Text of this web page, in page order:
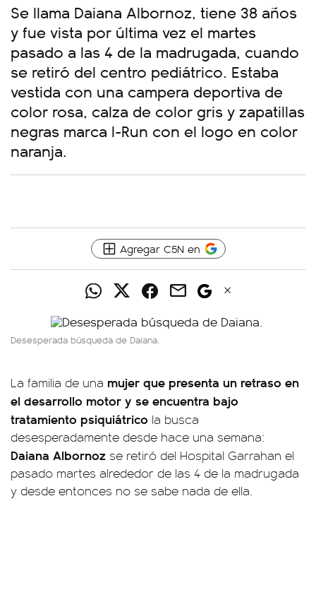
Se llama Daiana Albornoz, tiene 38 años
y fue vista por última vez el martes
pasado a las 4 de la madrugada, cuando
se retiró del centro pediátrico. Estaba
vestida con una campera deportiva de
color rosa, calza de color gris y zapatillas
negras marca I-Run con el logo en color
naranja.
Agregar C5N en
Desesperada búsqueda de Daiana.
La familia de una mujer que presenta un retraso en
el desarrollo motor y se encuentra bajo
tratamiento psiquiátrico la busca
desesperadamente desde hace una semana:
Daiana Albornoz se retiró del Hospital Garrahan el
pasado martes alrededor de las 4 de la madrugada
y desde entonces no se sabe nada de ella.